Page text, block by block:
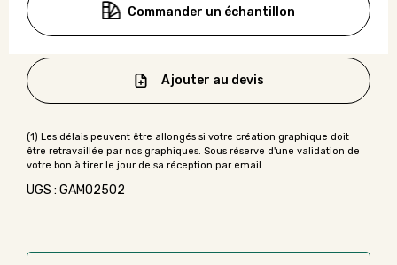
Commander un échantillon
Ajouter au devis
UGS : GAMO2502